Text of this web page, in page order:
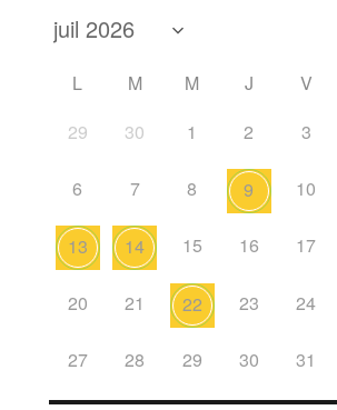
L M M J V
29
30 1 2 3
6 7 8 9 10
13 14 15 16 17
20 21 22 23 24
27 28 29 30 31